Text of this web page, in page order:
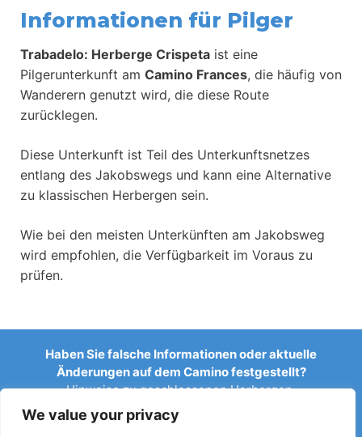
We value your privacy
Informationen für Pilger
Trabadelo: Herberge Crispeta ist eine
Pilgerunterkunft am Camino Frances, die häufig von
Wanderern genutzt wird, die diese Route
zurücklegen.
Diese Unterkunft ist Teil des Unterkunftsnetzes
entlang des Jakobswegs und kann eine Alternative
zu klassischen Herbergen sein.
Wie bei den meisten Unterkünften am Jakobsweg
wird empfohlen, die Verfügbarkeit im Voraus zu
prüfen.
Haben Sie falsche Informationen oder aktuelle
Änderungen auf dem Camino festgestellt?
Hinweise zu geschlossenen Herbergen,
Überschwemmungen, Umleitungen, Bauarbeiten oder
anderen Änderungen helfen, den Reiseführer aktuell zu